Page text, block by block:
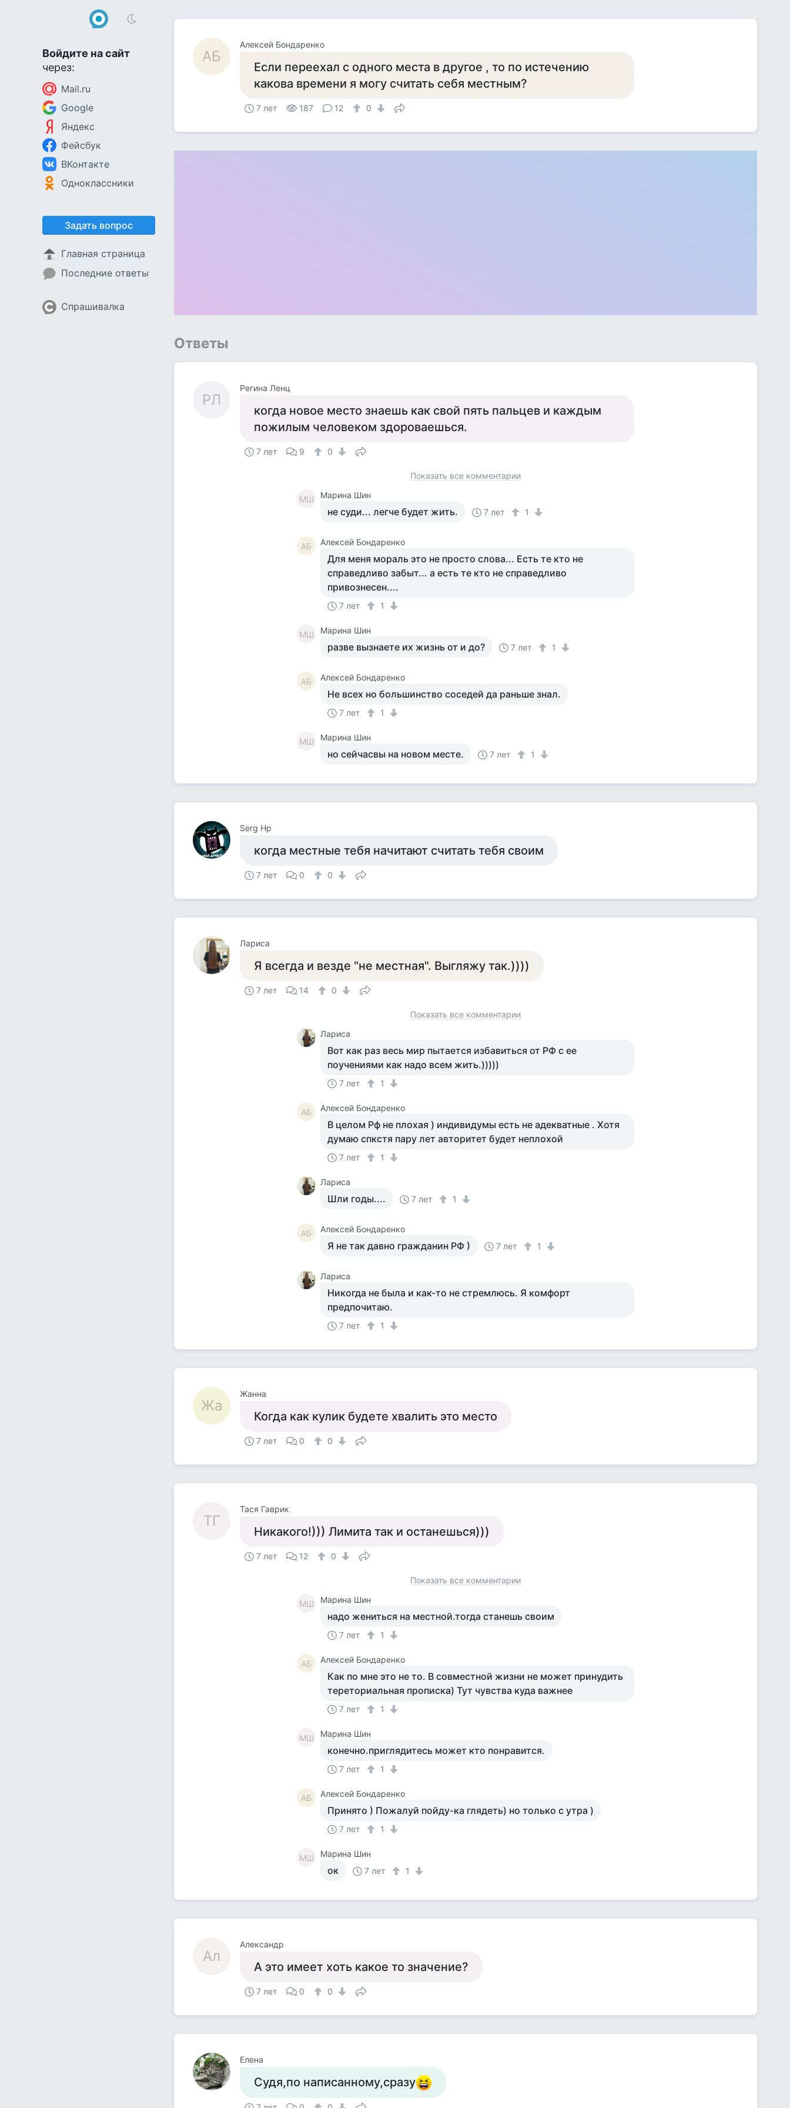
Войдите на сайт
через:
Mail.ru
Google
Яндекс
Фейсбук
ВКонтакте
Одноклассники
Задать вопрос
Главная страница
Последние ответы
Спрашивалка
АБ
Алексей Бондаренко
Если переехал с одного места в другое , то по истечению
какова времени я могу считать себя местным?
7 лет 187 12 0
Ответы
РЛ
Регина Ленц
когда новое место знаешь как свой пять пальцев и каждым
пожилым человеком здороваешься.
7 лет 9 0
Показать все комментарии
МШ Марина Шин
не суди... легче будет жить. 7 лет 1
АБ Алексей Бондаренко
Для меня мораль это не просто слова... Есть те кто не
справедливо забыт... а есть те кто не справедливо
привознесен....
7 лет 1
МШ Марина Шин
разве вызнаете их жизнь от и до? 7 лет 1
АБ Алексей Бондаренко
Не всех но большинство соседей да раньше знал.
7 лет 1
МШ Марина Шин
но сейчасвы на новом месте. 7 лет 1
Serg Hp
когда местные тебя начитают считать тебя своим
7 лет 0 0
Лариса
Я всегда и везде "не местная". Выгляжу так.))))
7 лет 14 0
Показать все комментарии
Лариса
Вот как раз весь мир пытается избавиться от РФ с ее
поучениями как надо всем жить.)))))
7 лет 1
АБ Алексей Бондаренко
В целом Рф не плохая ) индивидумы есть не адекватные . Хотя
думаю спкстя пару лет авторитет будет неплохой
7 лет 1
Лариса
Шли годы.... 7 лет 1
АБ Алексей Бондаренко
Я не так давно гражданин РФ ) 7 лет 1
Лариса
Никогда не была и как-то не стремлюсь. Я комфорт
предпочитаю.
7 лет 1
Жа
Жанна
Когда как кулик будете хвалить это место
7 лет 0 0
ТГ
Тася Гаврик
Никакого!))) Лимита так и останешься)))
7 лет 12 0
Показать все комментарии
МШ Марина Шин
надо жениться на местной.тогда станешь своим
7 лет 1
АБ Алексей Бондаренко
Как по мне это не то. В совместной жизни не может принудить
тереториальная прописка) Тут чувства куда важнее
7 лет 1
МШ Марина Шин
конечно.приглядитесь может кто понравится.
7 лет 1
АБ Алексей Бондаренко
Принято ) Пожалуй пойду-ка глядеть) но только с утра )
7 лет 1
МШ Марина Шин
ок 7 лет 1
Ал
Александр
А это имеет хоть какое то значение?
7 лет 0 0
Елена
Судя,по написанному,сразу